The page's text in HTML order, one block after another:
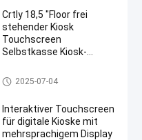
Crtly 18,5 "Floor frei
stehender Kiosk
Touchscreen
Selbstkasse Kiosk-
Selbstbedienungskiosk
2025-07-04
Interaktiver Touchscreen
für digitale Kioske mit
mehrsprachigem Display